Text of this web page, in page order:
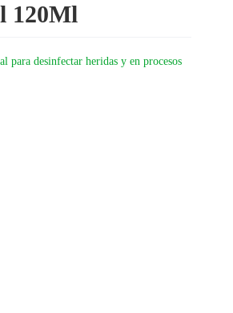
120Ml
para desinfectar heridas y en procesos